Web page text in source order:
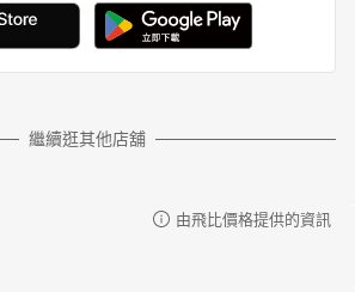
繼續逛其他店舖
由飛比價格提供的資訊